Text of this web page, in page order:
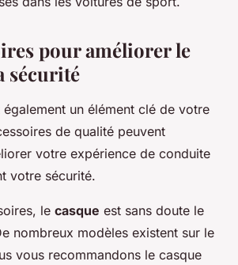
pour améliorer le
sécurité
un élément clé de votre
de qualité peuvent
votre expérience de conduite
votre sécurité.
le casque est sans doute le
nombreux modèles existent sur le
vous recommandons le casque